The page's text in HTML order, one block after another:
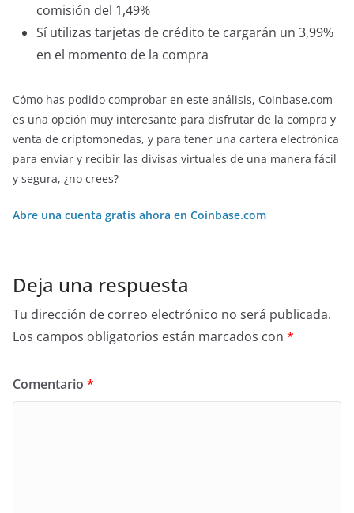
comisión del 1,49%
Sí utilizas tarjetas de crédito te cargarán un 3,99%
en el momento de la compra
Cómo has podido comprobar en este análisis, Coinbase.com
es una opción muy interesante para disfrutar de la compra y
venta de criptomonedas, y para tener una cartera electrónica
para enviar y recibir las divisas virtuales de una manera fácil
y segura, ¿no crees?
Abre una cuenta gratis ahora en Coinbase.com
Deja una respuesta
Tu dirección de correo electrónico no será publicada.
Los campos obligatorios están marcados con *
Comentario *